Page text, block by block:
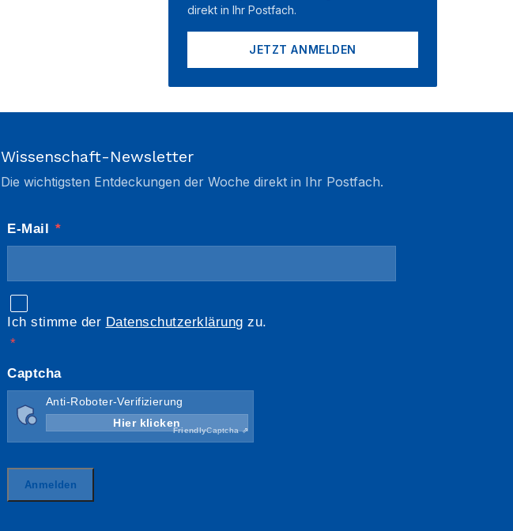
direkt in Ihr Postfach.
JETZT ANMELDEN
Wissenschaft-Newsletter
Die wichtigsten Entdeckungen der Woche direkt in Ihr Postfach.